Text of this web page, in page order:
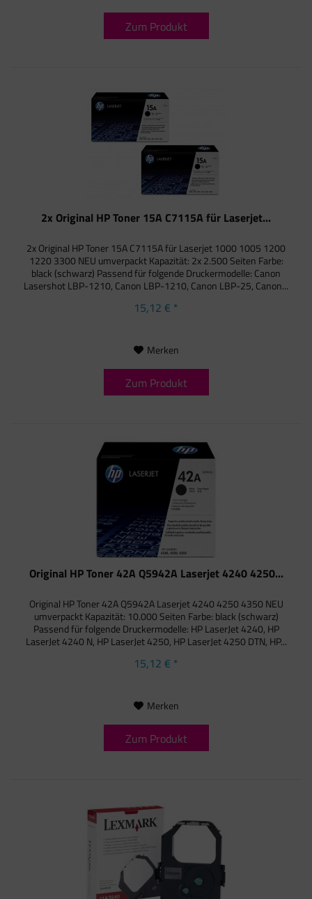
Zum Produkt
2x Original HP Toner 15A C7115A für Laserjet...
2x Original HP Toner 15A C7115A für Laserjet 1000 1005 1200
1220 3300 NEU umverpackt Kapazität: 2x 2.500 Seiten Farbe:
black (schwarz) Passend für folgende Druckermodelle: Canon
Lasershot LBP-1210, Canon LBP-1210, Canon LBP-25, Canon...
15,12 € *
Merken
Zum Produkt
Original HP Toner 42A Q5942A Laserjet 4240 4250...
Original HP Toner 42A Q5942A Laserjet 4240 4250 4350 NEU
umverpackt Kapazität: 10.000 Seiten Farbe: black (schwarz)
Passend für folgende Druckermodelle: HP LaserJet 4240, HP
LaserJet 4240 N, HP LaserJet 4250, HP LaserJet 4250 DTN, HP...
15,12 € *
Merken
Zum Produkt